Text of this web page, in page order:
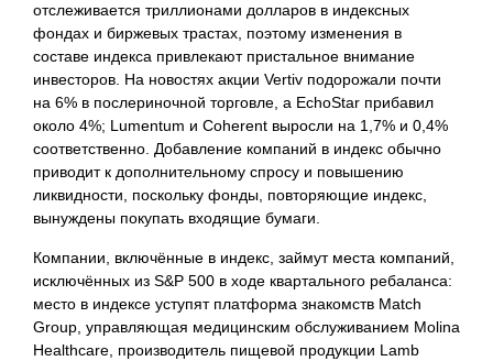
отслеживается триллионами долларов в индексных
фондах и биржевых трастах, поэтому изменения в
составе индекса привлекают пристальное внимание
инвесторов. На новостях акции Vertiv подорожали почти
на 6% в послериночной торговле, а EchoStar прибавил
около 4%; Lumentum и Coherent выросли на 1,7% и 0,4%
соответственно. Добавление компаний в индекс обычно
приводит к дополнительному спросу и повышению
ликвидности, поскольку фонды, повторяющие индекс,
вынуждены покупать входящие бумаги.
Компании, включённые в индекс, займут места компаний,
исключённых из S&P 500 в ходе квартального ребаланса:
место в индексе уступят платформа знакомств Match
Group, управляющая медицинским обслуживанием Molina
Healthcare, производитель пищевой продукции Lamb